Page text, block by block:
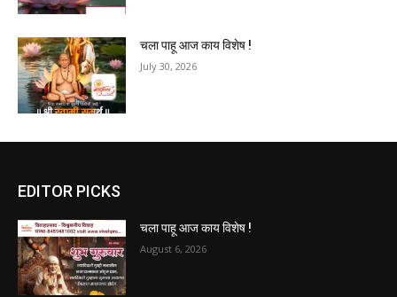
चला पाहू आज काय विशेष !
July 30, 2026
EDITOR PICKS
चला पाहू आज काय विशेष !
August 6, 2026